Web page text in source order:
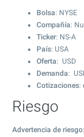
Bolsa: NYSE
Compañía:
Ticker: NS-A
País: USA
Oferta: USD
Demanda:
Cotizaciones:
Riesgo
Advertencia de riesgo